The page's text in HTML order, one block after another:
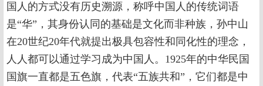
国人的方式没有历史溯源，称呼中国人的传统词语
是“华”，其身份认同的基础是文化而非种族，孙中山
在20世纪20年代就提出极具包容性和同化性的理念，
人人都可以通过学习成为中国人。1925年的中华民国
国旗一直都是五色旗，代表“五族共和”，它们都是中